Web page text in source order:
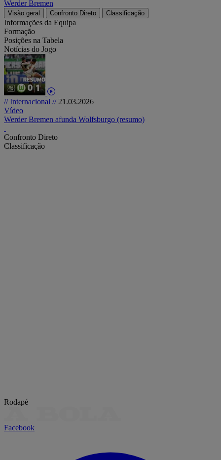
Werder Bremen
Visão geral Confronto Direto Classificação
Informações da Equipa
Formação
Posições na Tabela
Notícias do Jogo
// Internacional // 21.03.2026
Vídeo
Werder Bremen afunda Wolfsburgo (resumo)
Confronto Direto
Classificação
Rodapé
Facebook